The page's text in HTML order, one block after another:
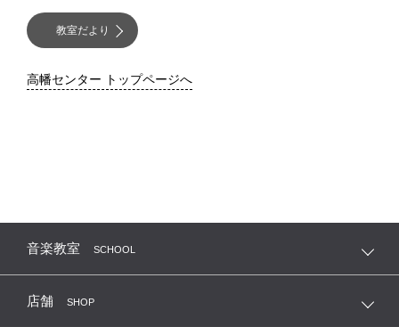
教室だより
高幡センター トップページへ
音楽教室 SCHOOL
店舗 SHOP